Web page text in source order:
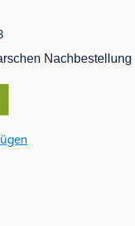
Nachbestellung